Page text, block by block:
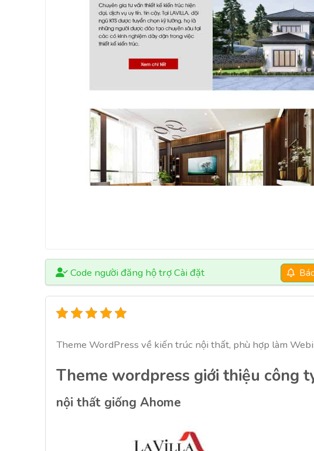
Code người đăng hộ trợ Cài đặt
Theme WordPress về kiến trúc nội thất, phù hợp làm
Theme wordpress giới thiệu công
nội thất giống Ahome